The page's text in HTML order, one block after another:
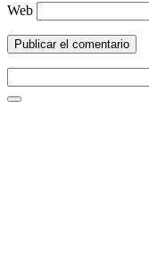
Web